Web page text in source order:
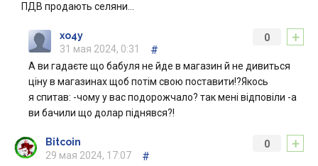
ПДВ продають селяни…
+
0
xo4y
31 мая 2024, 0:31
#
А ви гадаєте що бабуля не йде в магазин й не дивиться
ціну в магазинах щоб потім свою поставити!?Якось
я спитав: -чому у вас подорожчало? так мені відповіли -а
ви бачили що долар піднявся?!
+
0
Bitcoin
29 мая 2024, 17:07
#